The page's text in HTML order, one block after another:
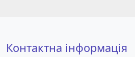
Контактна інформація